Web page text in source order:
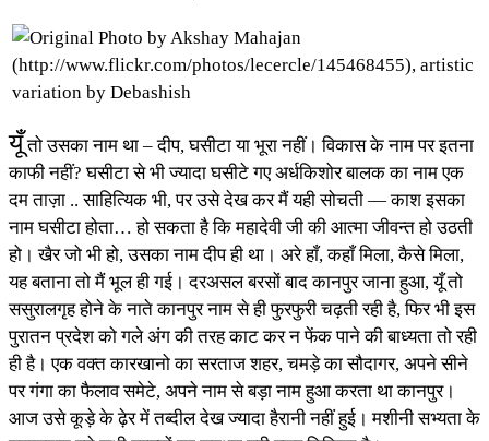
यूँतो उसका नाम था – दीप, घसीटा या भूरा नहीं। विकास के नाम पर इतना
काफी नहीं? घसीटा से भी ज्यादा घसीटे गए अर्धकिशोर बालक का नाम एक
दम ताज़ा .. साहित्यिक भी, पर उसे देख कर मैं यही सोचती — काश इसका
नाम घसीटा होता… हो सकता है कि महादेवी जी की आत्मा जीवन्त हो उठती
हो। खैर जो भी हो, उसका नाम दीप ही था। अरे हाँ, कहाँ मिला, कैसे मिला,
यह बताना तो मैं भूल ही गई। दरअसल बरसों बाद कानपुर जाना हुआ, यूँ तो
ससुरालगृह होने के नाते कानपुर नाम से ही फुरफुरी चढ़ती रही है, फिर भी इस
पुरातन प्रदेश को गले अंग की तरह काट कर न फेंक पाने की बाध्यता तो रही
ही है। एक वक्त कारखानो का सरताज शहर, चमड़े का सौदागर, अपने सीने
पर गंगा का फैलाव समेटे, अपने नाम से बड़ा नाम हुआ करता था कानपुर।
आज उसे कूड़े के ढ़ेर में तब्दील देख ज्यादा हैरानी नहीं हुई। मशीनी सभ्यता के